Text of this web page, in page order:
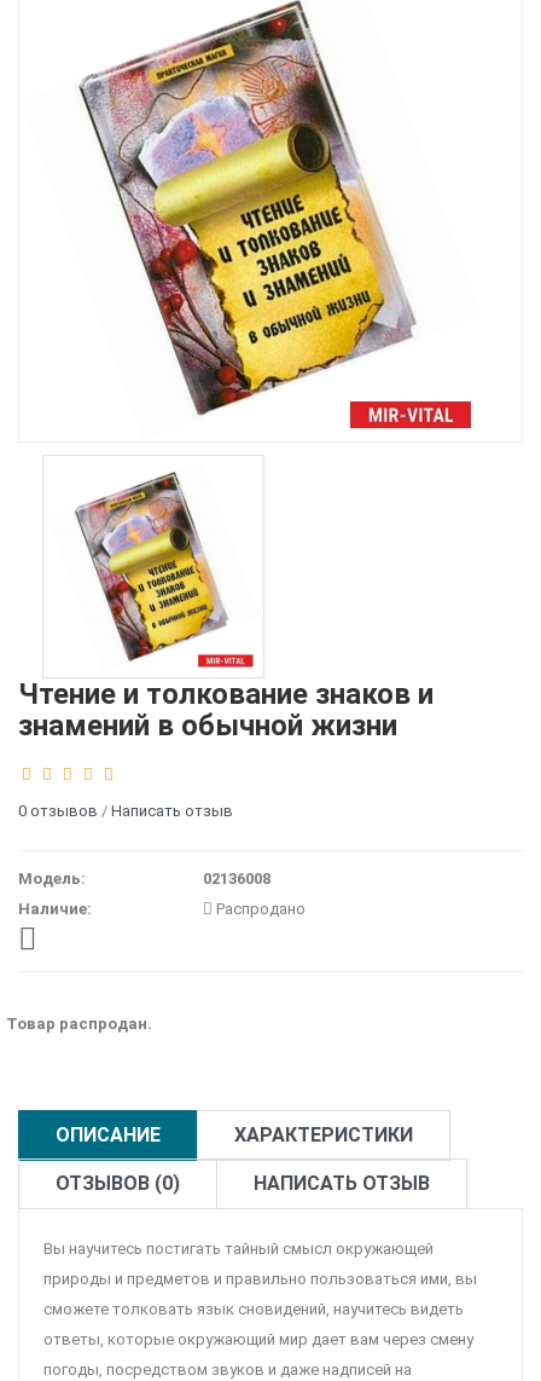
Чтение и толкование знаков и
знамений в обычной жизни
0 отзывов / Написать отзыв
Модель:
02136008
Наличие:
Распродано
Товар распродан.
ОПИСАНИЕ ХАРАКТЕРИСТИКИ
ОТЗЫВОВ (0) НАПИСАТЬ ОТЗЫВ
Вы научитесь постигать тайный смысл окружающей
природы и предметов и правильно пользоваться ими, вы
сможете толковать язык сновидений, научитесь видеть
ответы, которые окружающий мир дает вам через смену
погоды, посредством звуков и даже надписей на